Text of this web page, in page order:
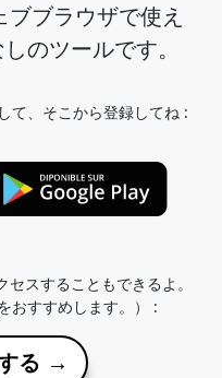
ブラウザで使え
のツールです。
て、そこから登録してね :
スすることもできるよ。
おすすめします。） :
る →